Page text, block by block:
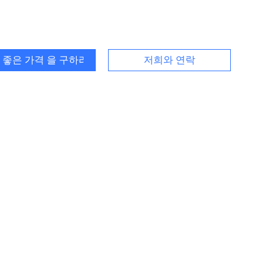
은 가격 을 구하라 저희와 연락